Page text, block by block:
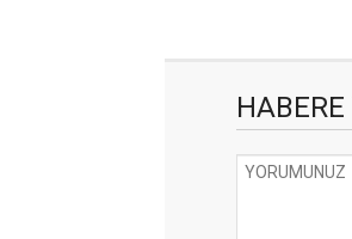
HABERE